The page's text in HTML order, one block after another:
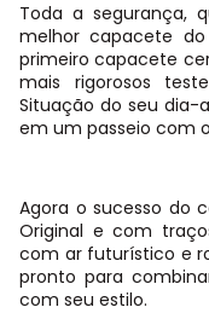
Toda a segurança,
melhor capacete do
primeiro capacete
mais rigorosos
Situação do seu dia-
em um passeio com
Agora o sucesso do
Original e com
com ar futurístico e
pronto para
com seu estilo.